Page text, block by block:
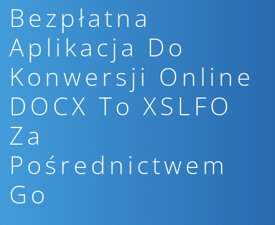
Bezpłatna
Aplikacja Do
Konwersji Online
DOCX To XSLFO
Za
Pośrednictwem
Go